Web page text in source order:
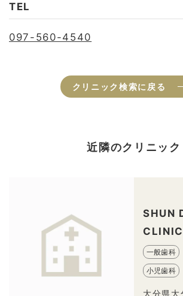
TEL
097-560-4540
クリニック検索に戻る
近隣のクリニック
SHUN
CLINIC
一般歯科
小児歯科
大分県大